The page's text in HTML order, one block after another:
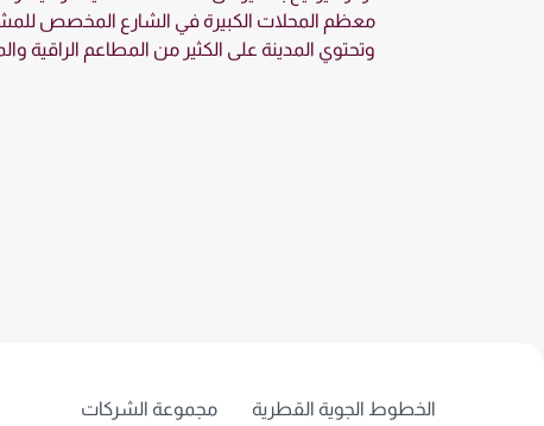
معظم المحلات الكبيرة في الشارع المخصص
وتحتوي المدينة على الكثير من المطاعم الراقية
الخطوط الجوية القطرية مجموعة الشركات